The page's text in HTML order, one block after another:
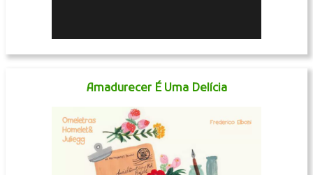
Amadurecer É Uma Delícia